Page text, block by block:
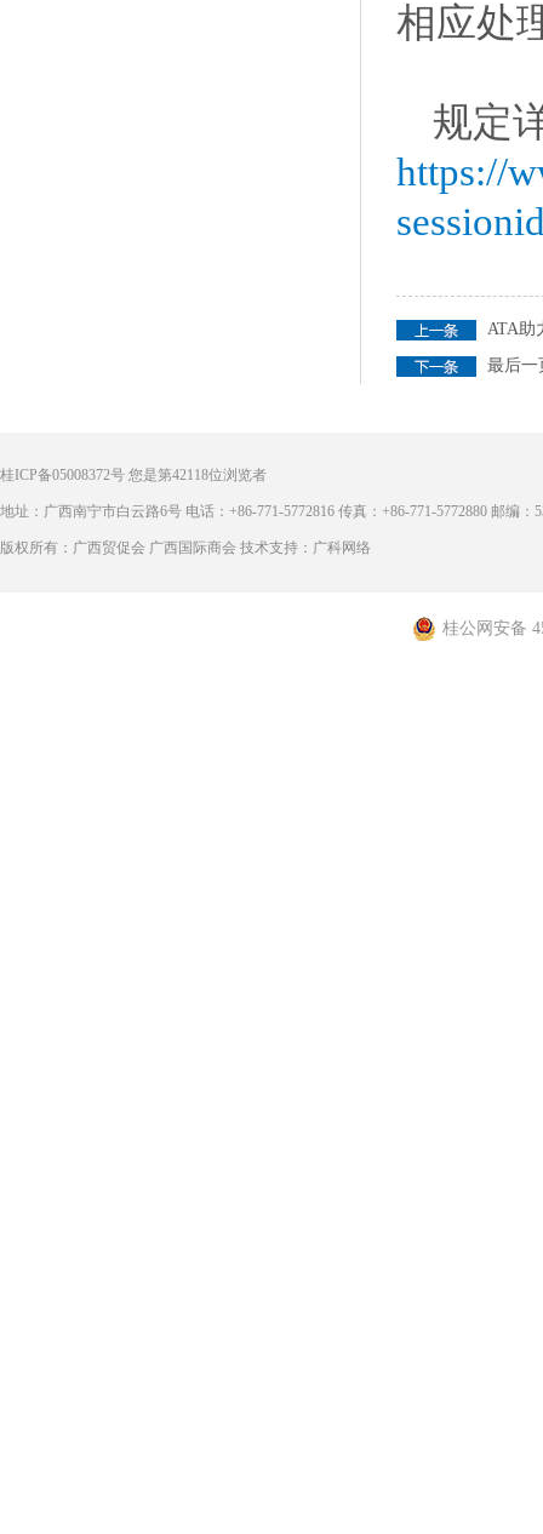
相应处
规定
https://
ATA助
最后一
桂ICP备05008372号 您是第42118位浏览者
地址：广西南宁市白云路6号 电话：+86-771-5772816 传真：+86-771-5772880 邮编：
版权所有：广西贸促会 广西国际商会 技术支持：广科网络
桂公网安备